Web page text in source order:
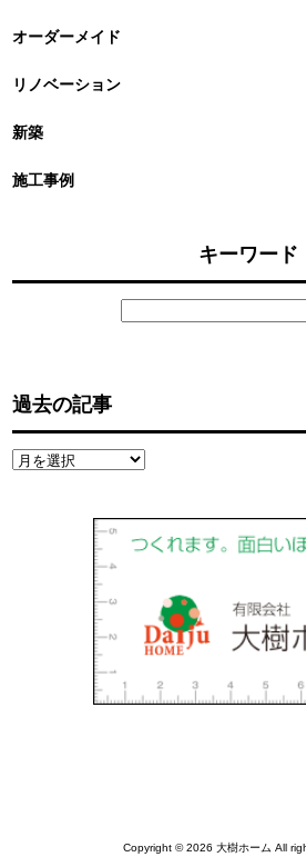
オーダーメイド
リノベーション
新築
施工事例
キーワード
過去の記事
過
Copyright © 2026 大樹ホーム All